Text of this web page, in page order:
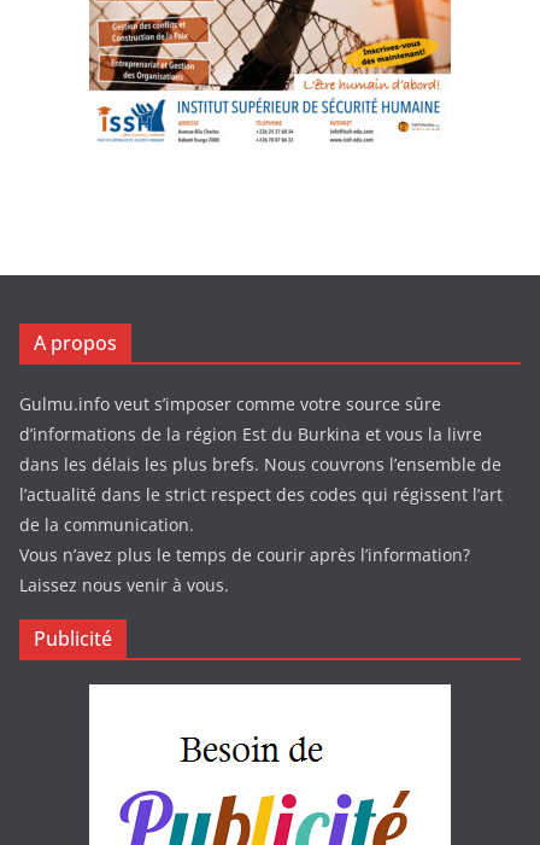
A propos
Gulmu.info veut s’imposer comme votre source sûre
d’informations de la région Est du Burkina et vous la livre
dans les délais les plus brefs. Nous couvrons l’ensemble de
l’actualité dans le strict respect des codes qui régissent l’art
de la communication.
Vous n’avez plus le temps de courir après l’information?
Laissez nous venir à vous.
Publicité